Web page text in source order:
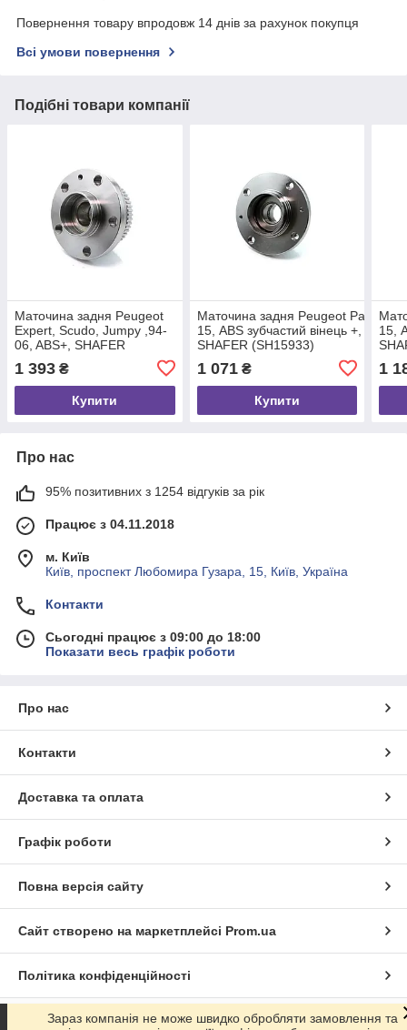
Повернення товару впродовж 14 днів за рахунок покупця
Всі умови повернення
Подібні товари компанії
Маточина задня Peugeot
Expert, Scudo, Jumpy ,94-
06, ABS+, SHAFER
1 393 ₴
Купити
Маточина задня Peugeot Partner,
15, ABS зубчастий вінець +,
SHAFER (SH15933)
1 071₴
Купити
15,
1
Про нас
95% позитивних з 1254 відгуків за рік
Працює з 04.11.2018
м. Київ
Київ, проспект Любомира Гузара, 15, Київ, Україна
Контакти
Сьогодні працює з 09:00 до 18:00
Показати весь графік роботи
Про нас
Контакти
Доставка та оплата
Графік роботи
Повна версія сайту
Сайт створено на маркетплейсі Prom.ua
Політика конфіденційності
Зараз компанія не може швидко обробляти замовлення та